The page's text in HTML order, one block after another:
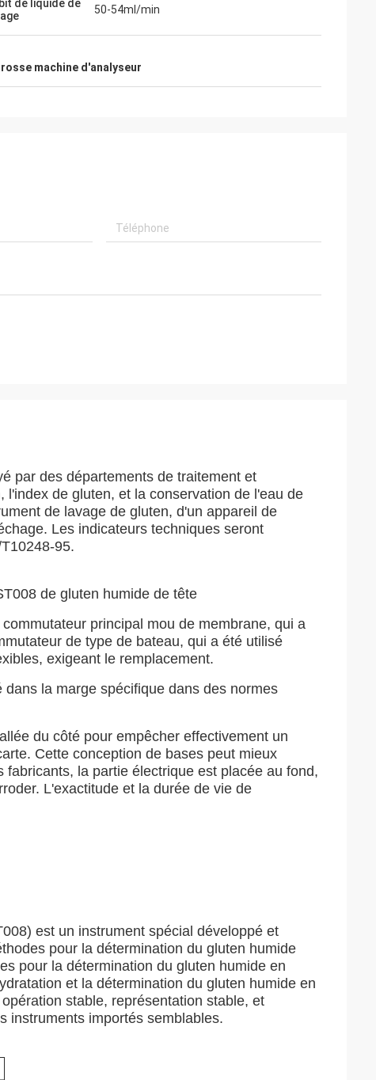
de liquide de
50-54ml/min
machine d'analyseur
par des départements de traitement et
de gluten, et la conservation de l'eau de
de lavage de gluten, d'un appareil de
Les indicateurs techniques seront
95.
de gluten humide de tête
principal mou de membrane, qui a
de type de bateau, qui a été utilisé
exigeant le remplacement.
la marge spécifique dans des normes
du côté pour empêcher effectivement un
Cette conception de bases peut mieux
la partie électrique est placée au fond,
L'exactitude et la durée de vie de
est un instrument spécial développé et
pour la détermination du gluten humide
pour la détermination du gluten humide en
et la détermination du gluten humide en
stable, représentation stable, et
instruments importés semblables.